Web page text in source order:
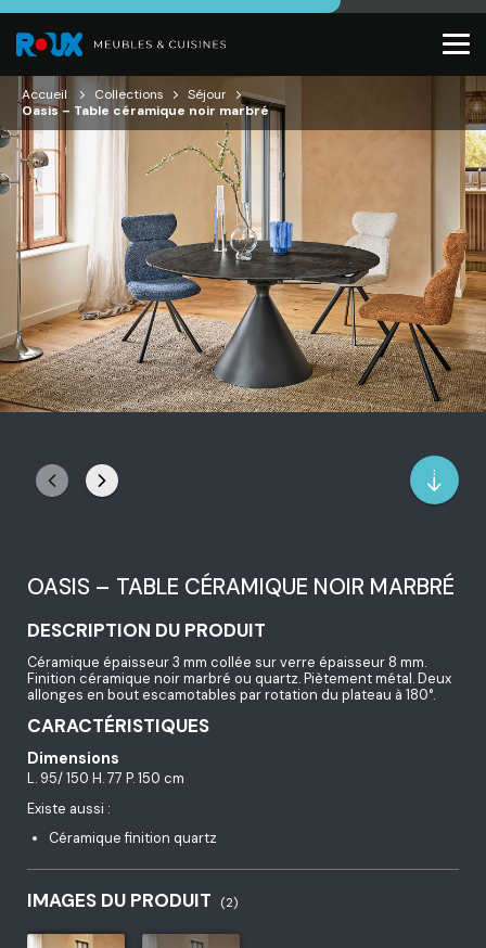
Accueil Collections
Séjour
Oasis – Table céramique noir marbré
OASIS – TABLE CÉRAMIQUE NOIR MARBRÉ
DESCRIPTION DU PRODUIT
Céramique épaisseur 3 mm collée sur verre épaisseur 8 mm.
Finition céramique noir marbré ou quartz. Piètement métal. Deux
allonges en bout escamotables par rotation du plateau à 180°.
CARACTÉRISTIQUES
Dimensions
L. 95/ 150 H. 77 P. 150 cm
Existe aussi :
Céramique finition quartz
IMAGES DU PRODUIT (2)